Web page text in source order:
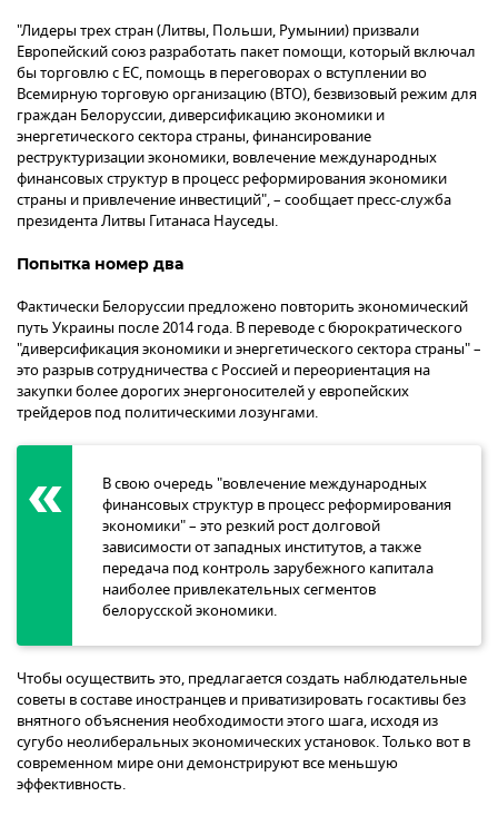
"Лидеры трех стран (Литвы, Польши, Румынии) призвали
Европейский союз разработать пакет помощи, который включал
бы торговлю с ЕС, помощь в переговорах о вступлении во
Всемирную торговую организацию (ВТО), безвизовый режим для
граждан Белоруссии, диверсификацию экономики и
энергетического сектора страны, финансирование
реструктуризации экономики, вовлечение международных
финансовых структур в процесс реформирования экономики
страны и привлечение инвестиций", – сообщает пресс-служба
президента Литвы Гитанаса Науседы.
Попытка номер два
Фактически Белоруссии предложено повторить экономический
путь Украины после 2014 года. В переводе с бюрократического
"диверсификация экономики и энергетического сектора страны" –
это разрыв сотрудничества с Россией и переориентация на
закупки более дорогих энергоносителей у европейских
трейдеров под политическими лозунгами.
В свою очередь "вовлечение международных
финансовых структур в процесс реформирования
экономики" – это резкий рост долговой
зависимости от западных институтов, а также
передача под контроль зарубежного капитала
наиболее привлекательных сегментов
белорусской экономики.
Чтобы осуществить это, предлагается создать наблюдательные
советы в составе иностранцев и приватизировать госактивы без
внятного объяснения необходимости этого шага, исходя из
сугубо неолиберальных экономических установок. Только вот в
современном мире они демонстрируют все меньшую
эффективность.